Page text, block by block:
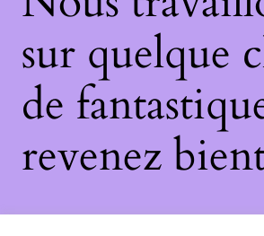
sur quelque
de
revenez